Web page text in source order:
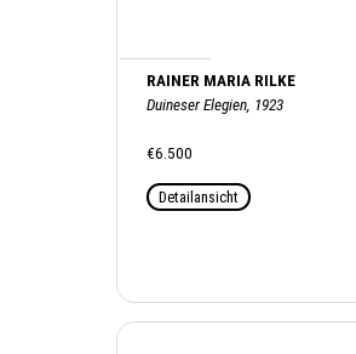
RAINER MARIA RILKE
Duineser Elegien, 1923
€6.500
Detailansicht